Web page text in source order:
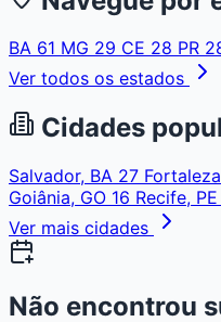
BA 61 MG 29 CE 28 PR
Ver todos os estados
Cidades
Salvador, BA 27
Goiânia, GO 16 Recife, PE
Ver mais cidades
Não encontrou